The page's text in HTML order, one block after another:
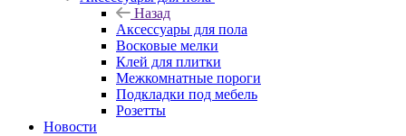
Назад
Аксессуары для пола
Восковые мелки
Клей для плитки
Межкомнатные пороги
Подкладки под мебель
Розетты
Новости